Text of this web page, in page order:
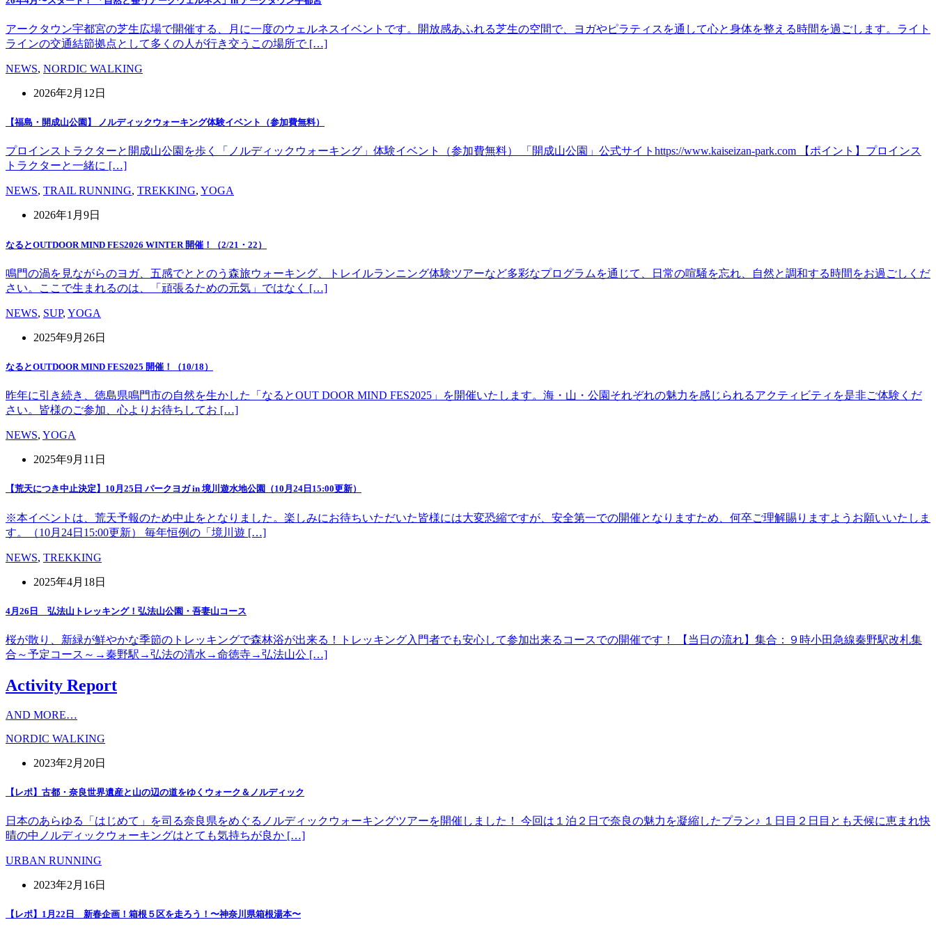
アークタウン宇都宮の芝生広場で開催する、月に一度のウェルネスイベントです。開放感あふれる芝生の空間で、ヨガやピラティスを通して心と身体を整える時間を過ごします。ライト
ラインの交通結節拠点として多くの人が行き交うこの場所で […]
NEWS, NORDIC WALKING
2026年2月12日
【福島・開成山公園】 ノルディックウォーキング体験イベント（参加費無料）
プロインストラクターと開成山公園を歩く「ノルディックウォーキング」体験イベント（参加費無料） 「開成山公園」公式サイトhttps://www.kaiseizan-park.com 【ポイント】プロインス
トラクターと一緒に […]
NEWS, TRAIL RUNNING, TREKKING, YOGA
2026年1月9日
なるとOUTDOOR MIND FES2026 WINTER 開催！（2/21・22）
鳴門の渦を見ながらのヨガ、五感でととのう森旅ウォーキング、トレイルランニング体験ツアーなど多彩なプログラムを通じて、日常の喧騒を忘れ、自然と調和する時間をお過ごしくだ
さい。ここで生まれるのは、「頑張るための元気」ではなく […]
NEWS, SUP, YOGA
2025年9月26日
なるとOUTDOOR MIND FES2025 開催！（10/18）
昨年に引き続き、徳島県鳴門市の自然を生かした「なるとOUT DOOR MIND FES2025」を開催いたします。海・山・公園それぞれの魅力を感じられるアクティビティを是非ご体験くだ
さい。皆様のご参加、心よりお待ちしてお […]
NEWS, YOGA
2025年9月11日
【荒天につき中止決定】10月25日 パークヨガ in 境川遊水地公園（10月24日15:00更新）
※本イベントは、荒天予報のため中止をとなりました。楽しみにお待ちいただいた皆様には大変恐縮ですが、安全第一での開催となりますため、何卒ご理解賜りますようお願いいたしま
す。（10月24日15:00更新） 毎年恒例の「境川遊 […]
NEWS, TREKKING
2025年4月18日
4月26日 弘法山トレッキング！弘法山公園・吾妻山コース
桜が散り、新緑が鮮やかな季節のトレッキングで森林浴が出来る！トレッキング入門者でも安心して参加出来るコースでの開催です！ 【当日の流れ】集合：９時小田急線秦野駅改札集
合～予定コース～→秦野駅→弘法の清水→命徳寺→弘法山公 […]
Activity Report
AND MORE…
NORDIC WALKING
2023年2月20日
【レポ】古都・奈良世界遺産と山の辺の道をゆくウォーク＆ノルディック
日本のあらゆる「はじめて」を司る奈良県をめぐるノルディックウォーキングツアーを開催しました！ 今回は１泊２日で奈良の魅力を凝縮したプラン♪ １日目２日目とも天候に恵まれ快
晴の中ノルディックウォーキングはとても気持ちが良か […]
URBAN RUNNING
2023年2月16日
【レポ】1月22日 新春企画！箱根５区を走ろう！〜神奈川県箱根湯本〜